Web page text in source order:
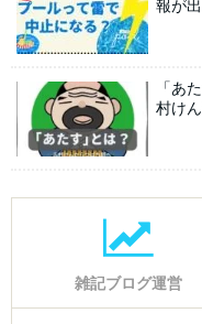
報が
「あ
村け
雑記ブログ運営